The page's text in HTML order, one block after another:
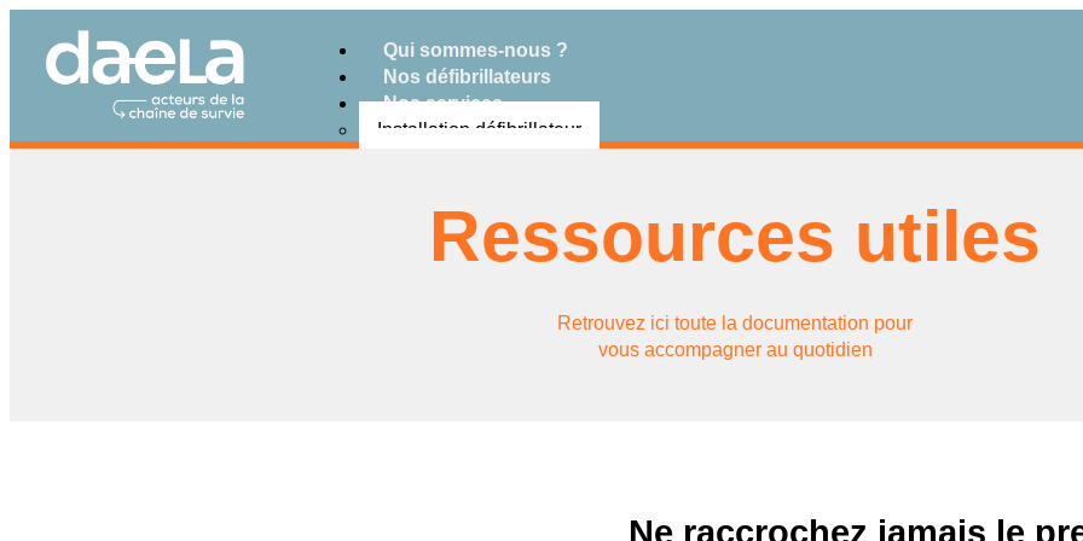
Qui sommes-nous ?
Nos défibrillateurs
Nos services
Installation défibrillateur
Formation défibrillateur
Documentations
Ressources utiles
Ressources utiles
Retrouvez ici toute la documentation pour
vous accompagner au quotidien
Ne raccrochez jamais le